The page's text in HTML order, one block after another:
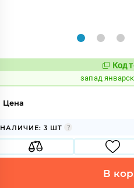
Код
запад
Цена
НАЛИЧИЕ: 3 ШТ
В